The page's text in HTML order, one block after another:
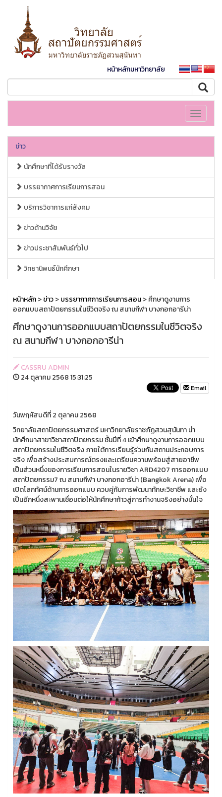
หน้าหลักมหาวิทยาลัย
Toggle
ข่าว
นักศึกษาที่ได้รับรางวัล
บรรยากาศการเรียนการสอน
บริการวิชาการแก่สังคม
ข่าวด้านวิจัย
ข่าวประชาสัมพันธ์ทั่วไป
วิทยานิพนธ์นักศึกษา
หน้าหลัก>ข่าว>บรรยากาศการเรียนการสอน> ศึกษาดูงานการ
ออกแบบสถาปัตยกรรมในชีวิตจริง ณ สนามกีฬา บางกอกอารีน่า
ศึกษาดูงานการออกแบบสถาปัตยกรรมในชีวิตจริง
ณ สนามกีฬา บางกอกอารีน่า
CASSRU ADMIN
24 ตุลาคม 2568 15:31:25
Email
วันพฤหัสบดีที่ 2 ตุลาคม 2568
วิทยาลัยสถาปัตยกรรมศาสตร์ มหาวิทยาลัยราชภัฏสวนสุนันทา นำ
นักศึกษาสาขาวิชาสถาปัตยกรรม ชั้นปีที่ 4 เข้าศึกษาดูงานการออกแบบ
สถาปัตยกรรมในชีวิตจริง ภายใต้การเรียนรู้ร่วมกับสถานประกอบการ
จริง เพื่อสร้างประสบการณ์ตรงและเตรียมความพร้อมสู่สายอาชีพ
เป็นส่วนหนึ่งของการเรียนการสอนในรายวิชา ARD4207 การออกแบบ
สถาปัตยกรรม7 ณ สนามกีฬา บางกอกอารีน่า (Bangkok Arena) เพื่อ
เปิดโลกทัศน์ด้านการออกแบบ ควบคู่กับการพัฒนาทักษะวิชาชีพ และยัง
เป็นอีกหนึ่งสะพานเชื่อมต่อให้นักศึกษาก้าวสู่การทำงานจริงอย่างมั่นใจ